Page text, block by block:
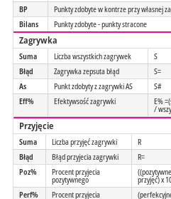
BP
Punkty zdobyte w kontrze przy własnej
Bilans
Punkty zdobyte - punkty stracone
Zagrywka
Suma Liczba wszystkich zagrywek
S
Błąd
Zagrywka zepsuta błąd
S=
As
Punkt zdobyty z zagrywki AS
S#
Eff%
Efektywsość zagrywki E%
/
Przyjęcie
Suma Liczba przyjęć zagrywki
R
Błąd
Błąd przyjecia zagrywki
R=
Poz%
Procent przyjecia
pozytywnego
przyjęć) x
Perf%
Procent przyjecia